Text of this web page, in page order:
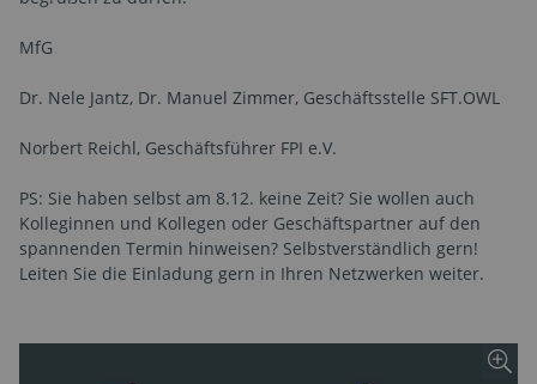
MfG
Dr. Nele Jantz, Dr. Manuel Zimmer, Geschäftsstelle SFT.OWL
Norbert Reichl, Geschäftsführer FPI e.V.
PS: Sie haben selbst am 8.12. keine Zeit? Sie wollen auch
Kolleginnen und Kollegen oder Geschäftspartner auf den
spannenden Termin hinweisen? Selbstverständlich gern!
Leiten Sie die Einladung gern in Ihren Netzwerken weiter.